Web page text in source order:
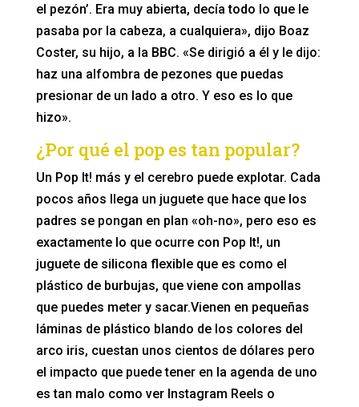
el pezón’. Era muy abierta, decía todo lo que le
pasaba por la cabeza, a cualquiera», dijo Boaz
Coster, su hijo, a la BBC. «Se dirigió a él y le dijo:
haz una alfombra de pezones que puedas
presionar de un lado a otro. Y eso es lo que
hizo».
¿Por qué el pop es tan popular?
Un Pop It! más y el cerebro puede explotar. Cada
pocos años llega un juguete que hace que los
padres se pongan en plan «oh-no», pero eso es
exactamente lo que ocurre con Pop It!, un
juguete de silicona flexible que es como el
plástico de burbujas, que viene con ampollas
que puedes meter y sacar.Vienen en pequeñas
láminas de plástico blando de los colores del
arco iris, cuestan unos cientos de dólares pero
el impacto que puede tener en la agenda de uno
es tan malo como ver Instagram Reels o